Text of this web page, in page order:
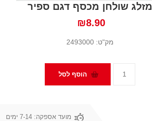
מזלג שולחן מכסף דגם ספיר
₪8.90
מק"ט: 2493000
מועד אספקה: 7-14 ימים